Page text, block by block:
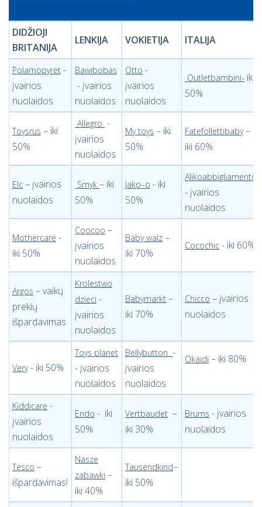
DIDŽIOJI
BRITANIJA
LENKIJA VOKIETIJA ITALIJA
Polarnopyret -
įvairios
nuolaidos
Bawibobas
- įvairios
nuolaidos
Otto -
įvairios
nuolaidos
Outletbambini- iki
50%
Toysrus – iki
50%
Allegro -
įvairios
nuolaidos
My toys – iki
50%
Fatefollettibaby–
iki 60%
Elc – įvairios
nuolaidos
Smyk – iki
50%
Jako–o - iki
50%
Alikoabbigliamento
- įvairios
nuolaidos
Mothercare -
iki 50%
Coocoo –
įvairios
nuolaidos
Baby walz –
iki 70%
Cocochic - iki 60%
Argos – vaikų
prekių
išpardavimas
Krolestwo
dzieci -
įvairios
nuolaidos
Babymarkt –
iki 70%
Chicco – įvairios
nuolaidos
Very- iki 50%
Toys planet
- įvairios
nuolaidos
Bellybutton -
įvairios
nuolaidos
Okaidi – iki 80%
Kiddicare -
įvairios
nuolaidos
Endo - iki
50%
Vertbaudet –
iki 30%
Brums - įvairios
nuolaidos
Tesco –
išpardavimas!
Nasze
zabawki –
iki 40%
Tausendkind–
iki 50%